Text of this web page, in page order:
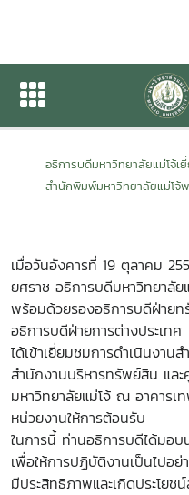
อธิการบดีเยี่ย
ราย
อธิการบดีมหาวิทยาลัยแม่โจ้เ
สำนักพิมพ์มหาวิทยาลัยแม่โจ้
เมื่อวันอังคารที่ 19 ตุลาคม
ยศราช อธิการบดีมหาวิทยาลัย
พร้อมด้วยรองอธิการบดีฝ่ายท
อธิการบดีฝ่ายการต่างประเทศ
ได้เข้าเยี่ยมชมการดำเนินงา
สำนักงานบริหารทรัพย์สิน และ
มหาวิทยาลัยแม่โจ้ ณ อาคาร
หน่วยงานให้การต้อนรับ
ในการนี้ ท่านอธิการบดีได้มอบ
เพื่อให้การปฏิบัติงานเป็นไปอย่
มีประสิทธิภาพและเกิดประโยช